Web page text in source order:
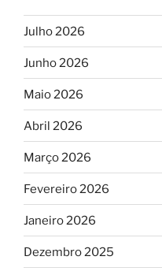
Julho 2026
Junho 2026
Maio 2026
Abril 2026
Março 2026
Fevereiro 2026
Janeiro 2026
Dezembro 2025